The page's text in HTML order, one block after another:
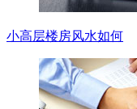
小高层楼房风水如何